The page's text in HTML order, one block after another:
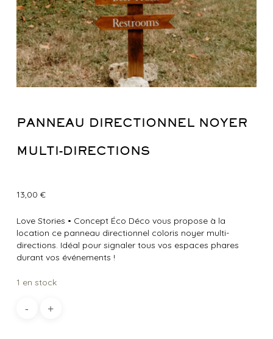
PANNEAU DIRECTIONNEL NOYER
MULTI-DIRECTIONS
13,00 €
Love Stories • Concept Éco Déco vous propose à la
location ce panneau directionnel coloris noyer multi-
directions. Idéal pour signaler tous vos espaces phares
durant vos événements !
1 en stock